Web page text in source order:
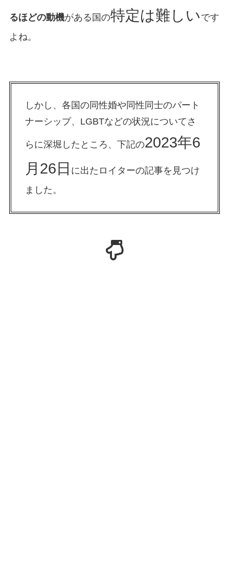
るほどの動機がある国の特定は難しいです
よね。
しかし、各国の同性婚や同性同士のパート
ナーシップ、LGBTなどの状況についてさ
らに深堀したところ、下記の2023年6
月26日 に出たロイターの記事を見つけ
ました。